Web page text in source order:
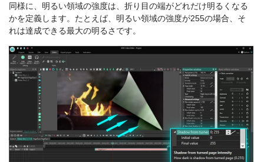
同様に、明るい領域の強度は、折り目の端がどれだけ明るくなる
かを定義します。たとえば、明るい領域の強度が255の場合、そ
れは達成できる最大の明るさです。